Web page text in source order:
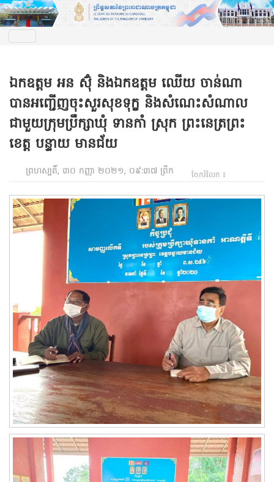
ឯកឧត្តម អន ស៊ុំ និងឯកឧត្តម ឈើយ ចាន់ណា
បានអញ្ជើញចុះសួរសុខទុក្ខ និងសំណេះសំណាល
ជាមួយក្រុមប្រឹក្សាឃុំ ទានកាំ ស្រុក ព្រះនេត្រព្រះ
ខេត្ត បន្ទាយ មានជ័យ
ព្រហស្បតិ៍, ៣០ កញ្ញា ២០២១, ០៩:៣៧ ព្រឹក ចែករំលែក ៖